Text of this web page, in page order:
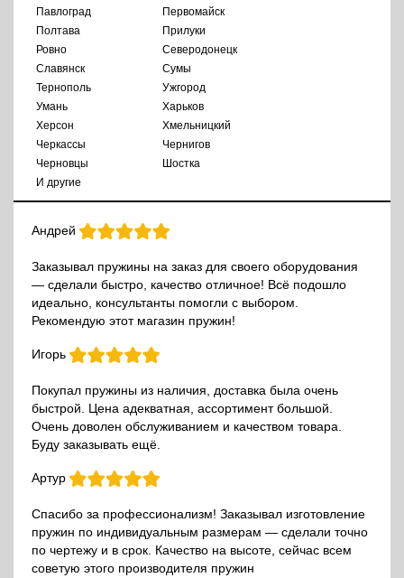
Павлоград
Первомайск
Полтава
Прилуки
Ровно
Северодонецк
Славянск
Сумы
Тернополь
Ужгород
Умань
Харьков
Херсон
Хмельницкий
Черкассы
Чернигов
Черновцы
Шостка
И другие
Андрей
Заказывал пружины на заказ для своего оборудования
— сделали быстро, качество отличное! Всё подошло
идеально, консультанты помогли с выбором.
Рекомендую этот магазин пружин!
Игорь
Покупал пружины из наличия, доставка была очень
быстрой. Цена адекватная, ассортимент большой.
Очень доволен обслуживанием и качеством товара.
Буду заказывать ещё.
Артур
Спасибо за профессионализм! Заказывал изготовление
пружин по индивидуальным размерам — сделали точно
по чертежу и в срок. Качество на высоте, сейчас всем
советую этого производителя пружин